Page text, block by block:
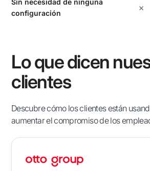
Sin necesidad de ninguna
configuración
Lo que dicen
clientes
Descubre cómo los clientes están
aumentar el compromiso de los